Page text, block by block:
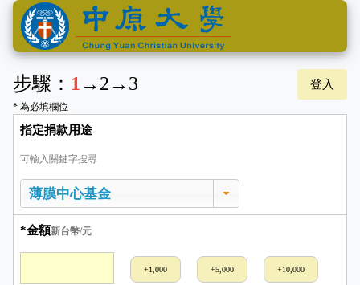
步驟： 1→ 2→ 3 登入
* 為必填欄位
指定捐款用途
可輸入關鍵字搜尋
*金額新台幣/元
+1,000 +5,000 +10,000